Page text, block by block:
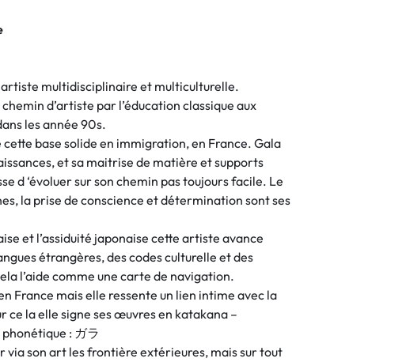
artiste multidisciplinaire et multiculturelle.
d’artiste par l’éducation classique aux
les année 90s.
base solide en immigration, en France. Gala
et sa maitrise de matière et supports
d ‘évoluer sur son chemin pas toujours facile. Le
la prise de conscience et détermination sont ses
et l’assiduité japonaise cette artiste avance
étrangères, des codes culturelle et des
l’aide comme une carte de navigation.
France mais elle ressente un lien intime avec la
ce la elle signe ses œuvres en katakana –
: ガラ
via son art les frontière extérieures, mais sur tout